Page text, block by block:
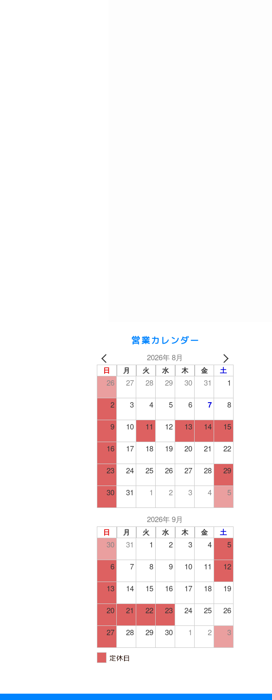
営業カレンダー
2026年 8月
日 月 火 水 木 金 土
26 27 28 29 30 31 1
2 3 4 5 6 7 8
9 10 11 12 13 14 15
16 17 18 19 20 21 22
23 24 25 26 27 28 29
30 31 1 2 3 4 5
2026年 9月
日 月 火 水 木 金 土
30 31 1 2 3 4 5
6 7 8 9 10 11 12
13 14 15 16 17 18 19
20 21 22 23 24 25 26
27 28 29 30 1 2 3
定休日